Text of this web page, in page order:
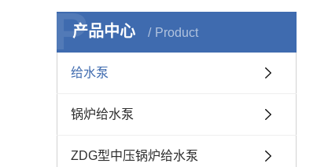
产品中心 Product
P
给水泵
锅炉给水泵
ZDG型中压锅炉给水泵